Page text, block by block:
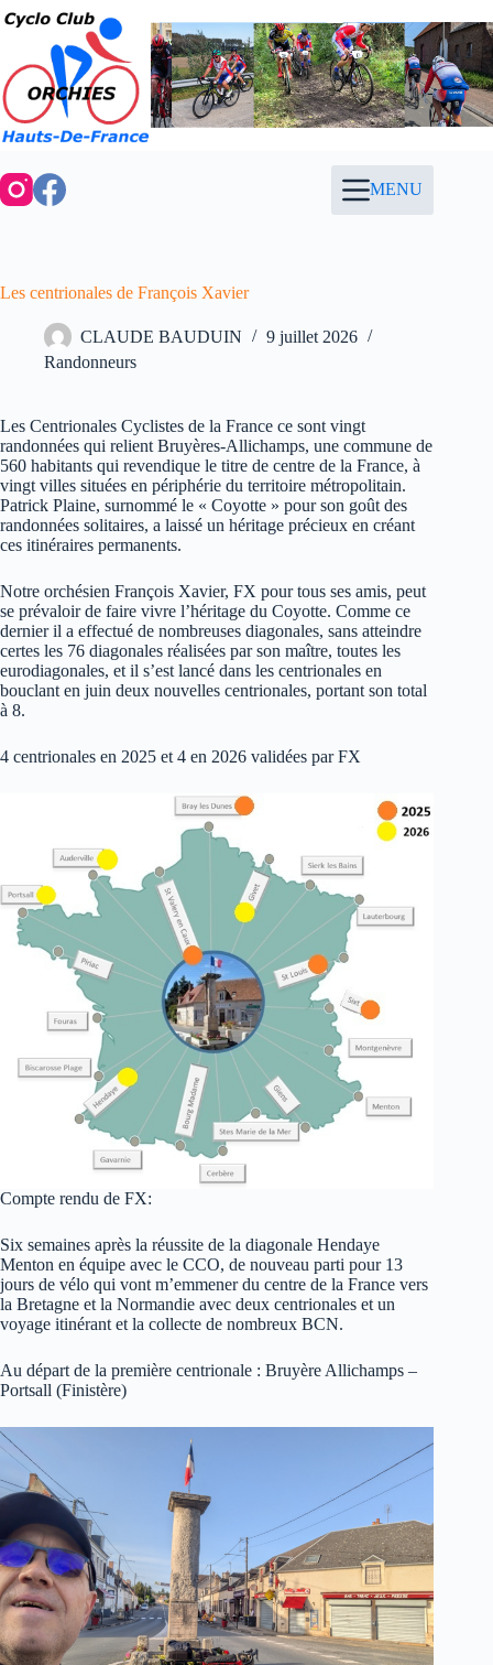
Passer
au
contenu
MENU
Les centrionales de François Xavier
CLAUDE BAUDUIN
9 juillet 2026
Randonneurs
Les Centrionales Cyclistes de la France ce sont vingt
randonnées qui relient Bruyères-Allichamps, une commune de
560 habitants qui revendique le titre de centre de la France, à
vingt villes situées en périphérie du territoire métropolitain.
Patrick Plaine, surnommé le « Coyotte » pour son goût des
randonnées solitaires, a laissé un héritage précieux en créant
ces itinéraires permanents.
Notre orchésien François Xavier, FX pour tous ses amis, peut
se prévaloir de faire vivre l’héritage du Coyotte. Comme ce
dernier il a effectué de nombreuses diagonales, sans atteindre
certes les 76 diagonales réalisées par son maître, toutes les
eurodiagonales, et il s’est lancé dans les centrionales en
bouclant en juin deux nouvelles centrionales, portant son total
à 8.
4 centrionales en 2025 et 4 en 2026 validées par FX
Compte rendu de FX:
Six semaines après la réussite de la diagonale Hendaye
Menton en équipe avec le CCO, de nouveau parti pour 13
jours de vélo qui vont m’emmener du centre de la France vers
la Bretagne et la Normandie avec deux centrionales et un
voyage itinérant et la collecte de nombreux BCN.
Au départ de la première centrionale : Bruyère Allichamps –
Portsall (Finistère)